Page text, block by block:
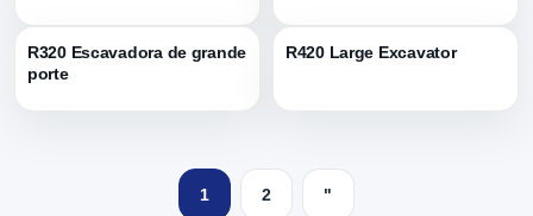
R320 Escavadora de grande
porte
R420 Large Excavator
1 2 "